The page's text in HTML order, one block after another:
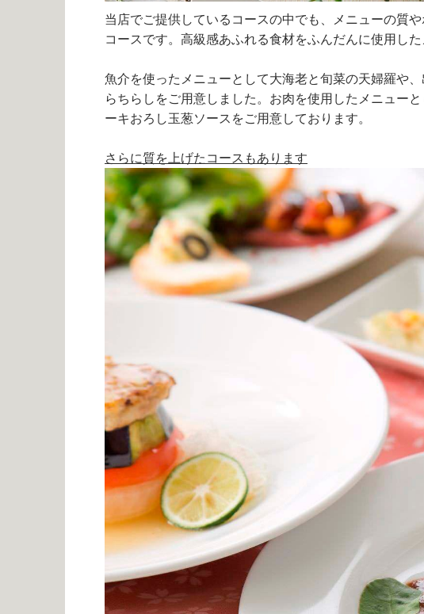
当店でご提供しているコースの中でも、メニューの質
コースです。高級感あふれる食材をふんだんに使用し
魚介を使ったメニューとして大海老と旬菜の天婦羅や
らちらしをご用意しました。お肉を使用したメニュー
ーキおろし玉葱ソースをご用意しております。
さらに質を上げたコースもあります